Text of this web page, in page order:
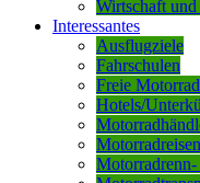
Wirtschaft
Interessantes
Ausflugziele
Fahrschulen
Freie
Hotels/
Motorradrenn-